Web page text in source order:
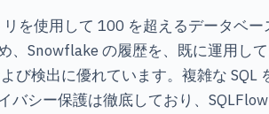
を使用して 100 を超えるデータベ
、Snowflake の履歴を、既に運用し
検出に優れています。複雑な SQL
シー保護は徹底しており、